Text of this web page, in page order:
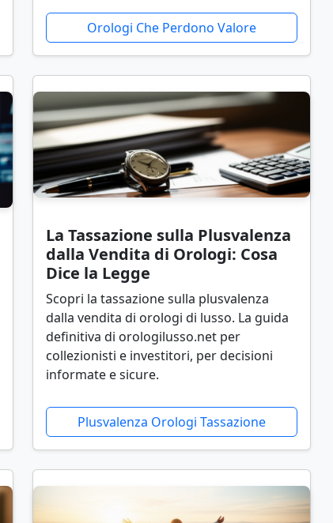
Orologi Che Perdono Valore
La Tassazione sulla Plusvalenza
dalla Vendita di Orologi: Cosa
Dice la Legge
Scopri la tassazione sulla plusvalenza
dalla vendita di orologi di lusso. La guida
definitiva di orologilusso.net per
collezionisti e investitori, per decisioni
informate e sicure.
Plusvalenza Orologi Tassazione